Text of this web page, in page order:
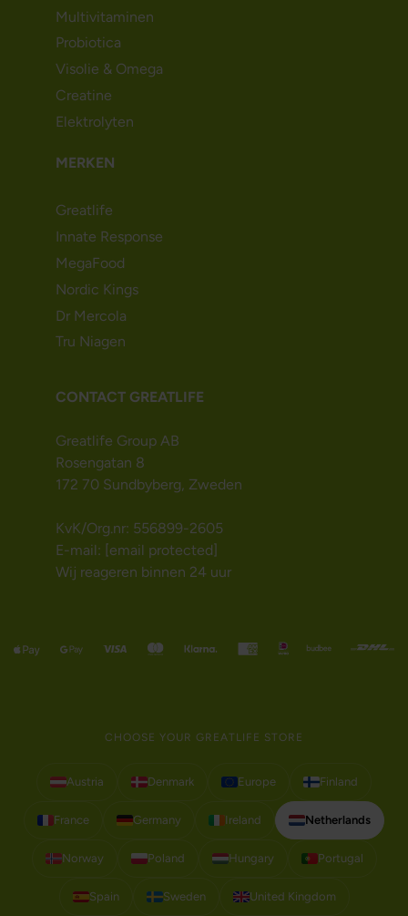
Multivitaminen
Probiotica
Visolie & Omega
Creatine
Elektrolyten
MERKEN
Greatlife
Innate Response
MegaFood
Nordic Kings
Dr Mercola
Tru Niagen
CONTACT GREATLIFE
Greatlife Group AB
Rosengatan 8
172 70 Sundbyberg, Zweden
KvK/Org.nr: 556899-2605
E-mail: [email protected]
Wij reageren binnen 24 uur
CHOOSE YOUR GREATLIFE STORE
Austria Denmark Europe Finland
France Germany Ireland Netherlands
Norway Poland Hungary Portugal
Spain Sweden United Kingdom